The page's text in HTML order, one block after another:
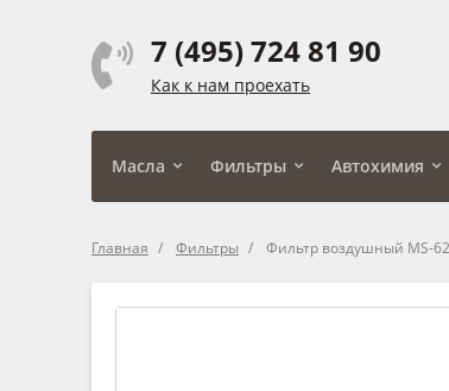
7 (495) 724 81 90
Как к нам проехать
Масла Фильтры Автохимия
Главная Фильтры Фильтр воздушный MS-